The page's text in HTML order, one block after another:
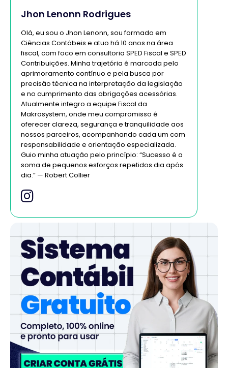
Jhon Lenonn Rodrigues
Olá, eu sou o Jhon Lenonn, sou formado em
Ciências Contábeis e atuo há 10 anos na área
fiscal, com foco em consultoria SPED Fiscal e SPED
Contribuições. Minha trajetória é marcada pelo
aprimoramento contínuo e pela busca por
precisão técnica na interpretação da legislação
e no cumprimento das obrigações acessórias.
Atualmente integro a equipe Fiscal da
Makrosystem, onde meu compromisso é
oferecer clareza, segurança e tranquilidade aos
nossos parceiros, acompanhando cada um com
responsabilidade e orientação especializada.
Guio minha atuação pelo princípio: “Sucesso é a
soma de pequenos esforços repetidos dia após
dia.” — Robert Collier